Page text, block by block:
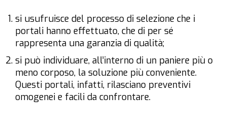
si usufruisce del processo di selezione che i
portali hanno effettuato, che di per sé
rappresenta una garanzia di qualità;
si può individuare, all’interno di un paniere più o
meno corposo, la soluzione più conveniente.
Questi portali, infatti, rilasciano preventivi
omogenei e facili da confrontare.